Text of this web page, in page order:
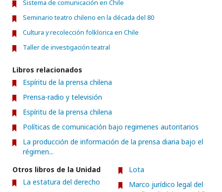
Sistema de comunicación en Chile
Seminario teatro chileno en la década del 80
Cultura y recolección folklorica en Chile
Taller de investigación teatral
Libros relacionados
Espíritu de la prensa chilena
Prensa-radio y televisión
Espíritu de la prensa chilena
Políticas de comunicación bajo regimenes autoritarios
La producción de información de la prensa diaria bajo el
régimen...
Otros libros de la Unidad
La estatura del derecho
Lota
Marco jurídico legal del